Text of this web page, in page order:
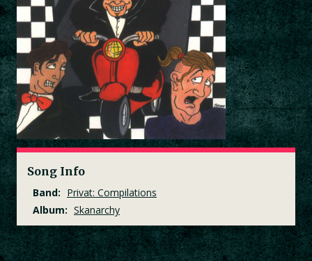
Song Info
Band: Privat: Compilations
Album: Skanarchy